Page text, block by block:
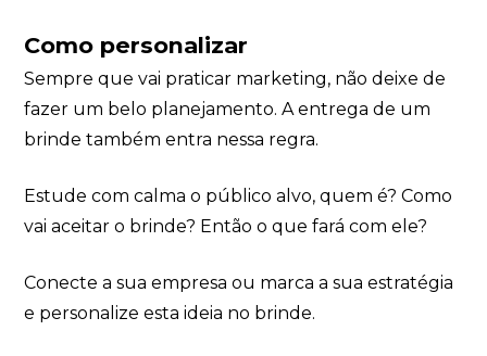
Como personalizar
Sempre que vai praticar marketing, não deixe de
fazer um belo planejamento. A entrega de um
brinde também entra nessa regra.
Estude com calma o público alvo, quem é? Como
vai aceitar o brinde? Então o que fará com ele?
Conecte a sua empresa ou marca a sua estratégia
e personalize esta ideia no brinde.